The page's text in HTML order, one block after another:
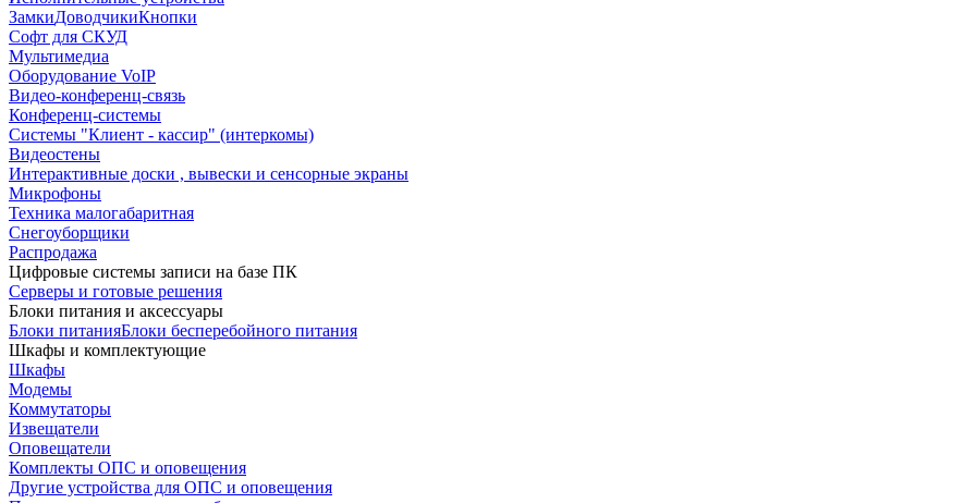
ЗамкиДоводчикиКнопки
Софт для СКУД
Мультимедиа
Оборудование VoIP
Видео-конференц-связь
Конференц-системы
Системы "Клиент - кассир" (интеркомы)
Видеостены
Интерактивные доски , вывески и сенсорные экраны
Микрофоны
Техника малогабаритная
Снегоуборщики
Распродажа
Цифровые системы записи на базе ПК
Серверы и готовые решения
Блоки питания и аксессуары
Блоки питанияБлоки бесперебойного питания
Шкафы и комплектующие
Шкафы
Модемы
Коммутаторы
Извещатели
Оповещатели
Комплекты ОПС и оповещения
Другие устройства для ОПС и оповещения